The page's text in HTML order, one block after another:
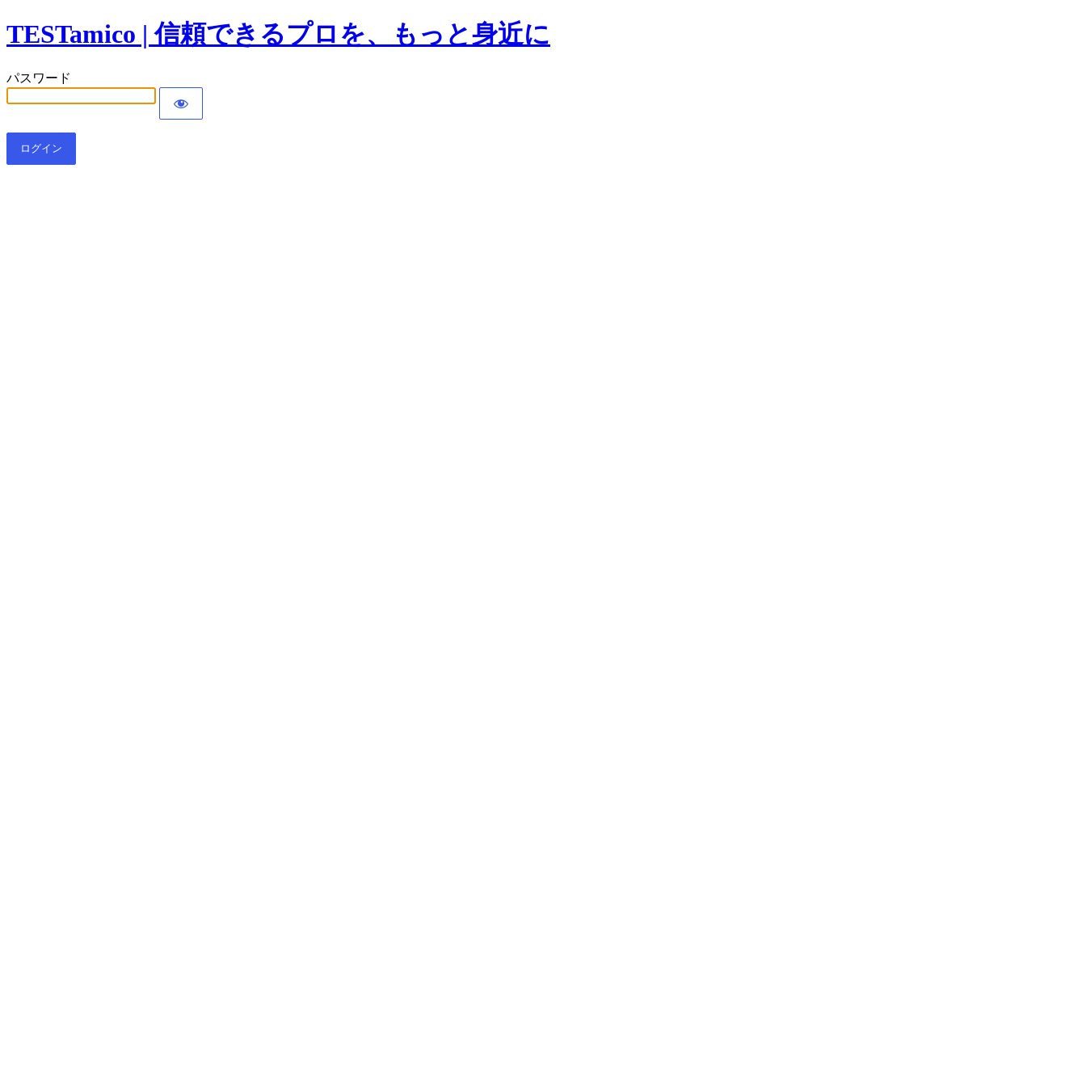
TESTamico | 信頼できるプロを、もっと身近に
パスワード